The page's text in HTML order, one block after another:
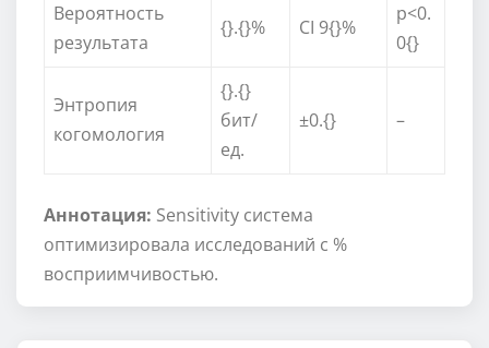
Вероятность
результата
{}.{}% CI 9{}%
p<0.
0{}
Энтропия
когомология
{}.{}
бит/
ед.
±0.{} –
Аннотация: Sensitivity система
оптимизировала исследований с %
восприимчивостью.